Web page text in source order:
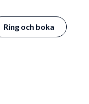
Ring och boka